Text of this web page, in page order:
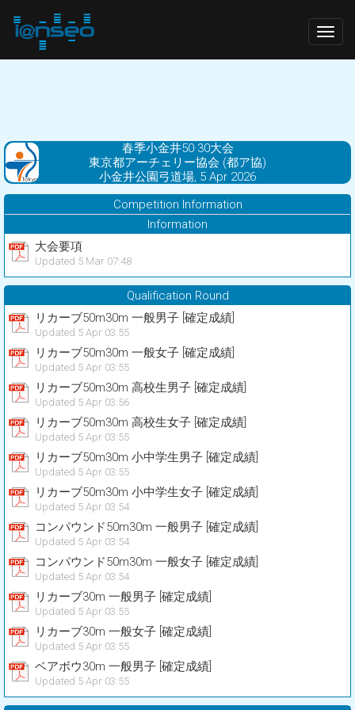
春季小金井50·30大会
東京都アーチェリー協会 (都ア協)
小金井公園弓道場, 5 Apr 2026
Competition Information
Information
大会要項
Updated 5 Mar 07:48
Qualification Round
リカーブ50m30m 一般男子 [確定成績]
Updated 5 Apr 03:55
リカーブ50m30m 一般女子 [確定成績]
Updated 5 Apr 03:55
リカーブ50m30m 高校生男子 [確定成績]
Updated 5 Apr 03:56
リカーブ50m30m 高校生女子 [確定成績]
Updated 5 Apr 03:55
リカーブ50m30m 小中学生男子 [確定成績]
Updated 5 Apr 03:55
リカーブ50m30m 小中学生女子 [確定成績]
Updated 5 Apr 03:54
コンパウンド50m30m 一般男子 [確定成績]
Updated 5 Apr 03:54
コンパウンド50m30m 一般女子 [確定成績]
Updated 5 Apr 03:54
リカーブ30m 一般男子 [確定成績]
Updated 5 Apr 03:55
リカーブ30m 一般女子 [確定成績]
Updated 5 Apr 03:55
ベアボウ30m 一般男子 [確定成績]
Updated 5 Apr 03:55